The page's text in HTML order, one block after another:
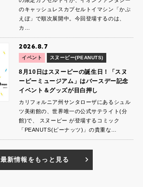
のキャッシュレスカプセルトイマシン「かぷ
えぼ」で順次展開中。今回登場するのは、
カ…
2026.8.7
イベント スヌーピー(PEANUTS)
8月10日はスヌーピーの誕生日！「スヌ
ーピーミュージアム」はバースデー記念
イベント＆グッズが目白押し
カリフォルニア州サンタローザにあるシュル
ツ美術館の、世界唯一の公式サテライト(分
館)で、 スヌーピー が登場するコミック
「PEANUTS(ピーナッツ)」の貴重な…
最新情報をもっと見る